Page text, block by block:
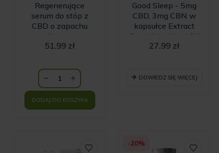
Regenerujące
serum do stóp z
CBD o zapachu
drzewa
herbacianego
51.99 zł
DODAJ DO KOSZYKA
Good Sleep - 5mg
CBD, 3mg CBN w
kapsułce Extract
Complex - kapsułki
na sen - 15
27.99 zł
DOWIEDZ SIĘ WIĘCEJ
-20%